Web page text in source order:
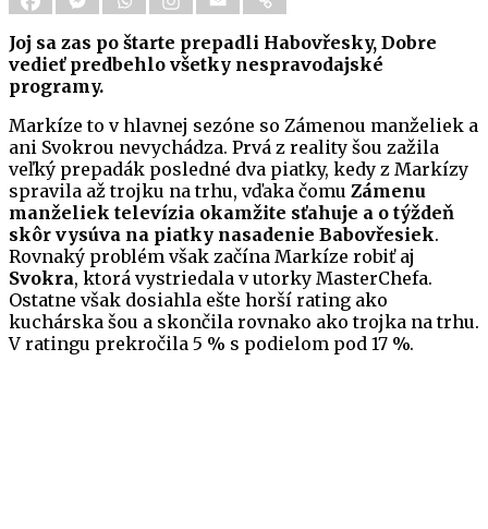
Joj sa zas po štarte prepadli Habovřesky, Dobre
vedieť predbehlo všetky nespravodajské
programy.
Markíze to v hlavnej sezóne so Zámenou manželiek a
ani Svokrou nevychádza. Prvá z reality šou zažila
veľký prepadák posledné dva piatky, kedy z Markízy
spravila až trojku na trhu, vďaka čomu Zámenu
manželiek televízia okamžite sťahuje a o týždeň
skôr vysúva na piatky nasadenie Babovřesiek.
Rovnaký problém však začína Markíze robiť aj
Svokra, ktorá vystriedala v utorky MasterChefa.
Ostatne však dosiahla ešte horší rating ako
kuchárska šou a skončila rovnako ako trojka na trhu.
V ratingu prekročila 5 % s podielom pod 17 %.